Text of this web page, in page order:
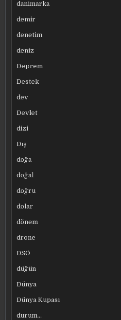
danimarka
demir
denetim
deniz
Deprem
Destek
dev
Devlet
dizi
Dış
doğa
doğal
doğru
dolar
dönem
drone
DSÖ
düğün
Dünya
Dünya Kupası
durum…